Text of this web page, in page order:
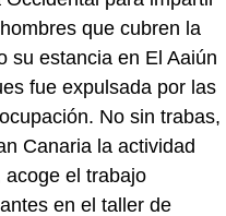
que cubren la
su estancia en El Aaiún
fue expulsada por las
No sin trabas,
Canaria la actividad
el trabajo
en el taller de